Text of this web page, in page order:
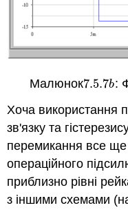
Малюнок7.5.7b
7.5.7b:
Хоча використання
зв'язку та
перемикання все ще
операційного
приблизно рівні
з іншими схемами